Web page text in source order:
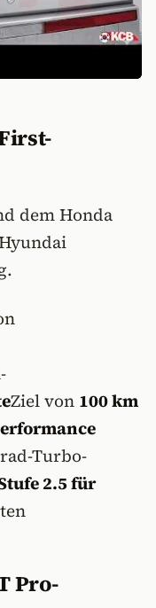
dem Honda
-
Ziel von 100 km
Turbo-
2.5 für
Pro-